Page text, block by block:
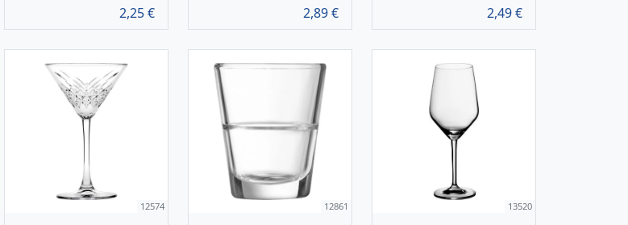
2,25€
2,89€
2,49€
12574 12861 13520